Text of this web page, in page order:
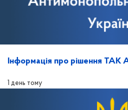
Інформація про рішення ТАК
1 день тому